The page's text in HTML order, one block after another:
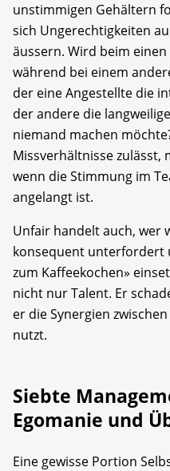
unstimmigen Gehältern
sich Ungerechtigkeiten
äussern. Wird beim
während bei einem
der eine Angestellte die
der andere die
niemand machen
Missverhältnisse zulässt,
wenn die Stimmung im
angelangt ist.
Unfair handelt auch, wer
konsequent unterfordert
zum Kaffeekochen»
nicht nur Talent. Er
er die Synergien
nutzt.
Siebte
Egomanie und
Eine gewisse Portion